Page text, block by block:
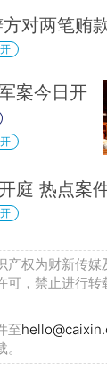
对两笔贿
案今日开
庭 热点案
产权为财新传媒
可，禁止进行转
至